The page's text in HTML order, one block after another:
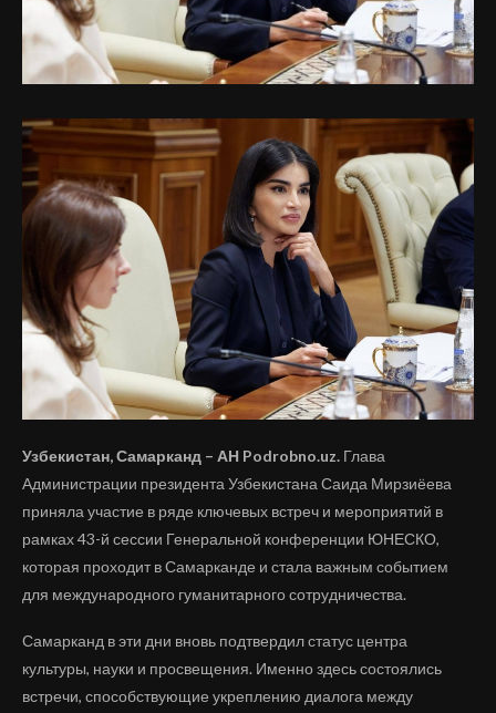
Узбекистан, Самарканд – АН Podrobno.uz. Глава
Администрации президента Узбекистана Саида Мирзиёева
приняла участие в ряде ключевых встреч и мероприятий в
рамках 43-й сессии Генеральной конференции ЮНЕСКО,
которая проходит в Самарканде и стала важным событием
для международного гуманитарного сотрудничества.
Самарканд в эти дни вновь подтвердил статус центра
культуры, науки и просвещения. Именно здесь состоялись
встречи, способствующие укреплению диалога между